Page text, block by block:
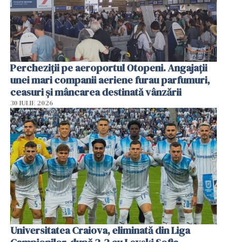
Percheziții pe aeroportul Otopeni. Angajații
unei mari companii aeriene furau parfumuri,
ceasuri și mâncarea destinată vânzării
30 IULIE 2026
Universitatea Craiova, eliminată din Liga